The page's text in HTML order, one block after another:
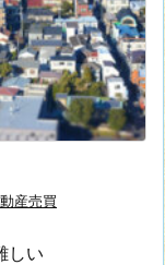
産売買
しい